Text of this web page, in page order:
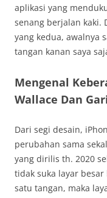
aplikasi yang
senang berjalan kaki.
yang kedua, awalnya
tangan kanan saya
Mengenal
Wallace Dan
Dari segi desain,
perubahan sama
yang dirilis th. 2020
tidak suka layar
satu tangan, maka